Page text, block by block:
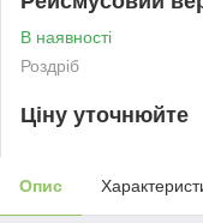
В наявності
Роздріб
Ціну уточнюйте
Опис